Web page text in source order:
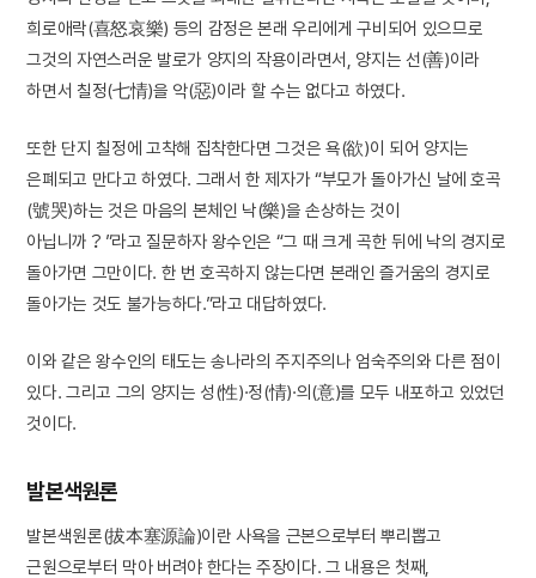
희로애락(喜怒哀樂) 등의 감정은 본래 우리에게 구비되어 있으므로
그것의 자연스러운 발로가 양지의 작용이라면서, 양지는 선(善)이라
하면서 칠정(七情)을 악(惡)이라 할 수는 없다고 하였다.
또한 단지 칠정에 고착해 집착한다면 그것은 욕(欲)이 되어 양지는
은폐되고 만다고 하였다. 그래서 한 제자가 “부모가 돌아가신 날에 호곡
(號哭)하는 것은 마음의 본체인 낙(樂)을 손상하는 것이
아닙니까？”라고 질문하자 왕수인은 “그 때 크게 곡한 뒤에 낙의 경지로
돌아가면 그만이다. 한 번 호곡하지 않는다면 본래인 즐거움의 경지로
돌아가는 것도 불가능하다.”라고 대답하였다.
이와 같은 왕수인의 태도는 송나라의 주지주의나 엄숙주의와 다른 점이
있다. 그리고 그의 양지는 성(性)·정(情)·의(意)를 모두 내포하고 있었던
것이다.
발본색원론
발본색원론(拔本塞源論)이란 사욕을 근본으로부터 뿌리뽑고
근원으로부터 막아 버려야 한다는 주장이다. 그 내용은 첫째,